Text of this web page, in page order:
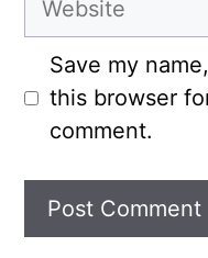
Save my
this browser
comment.